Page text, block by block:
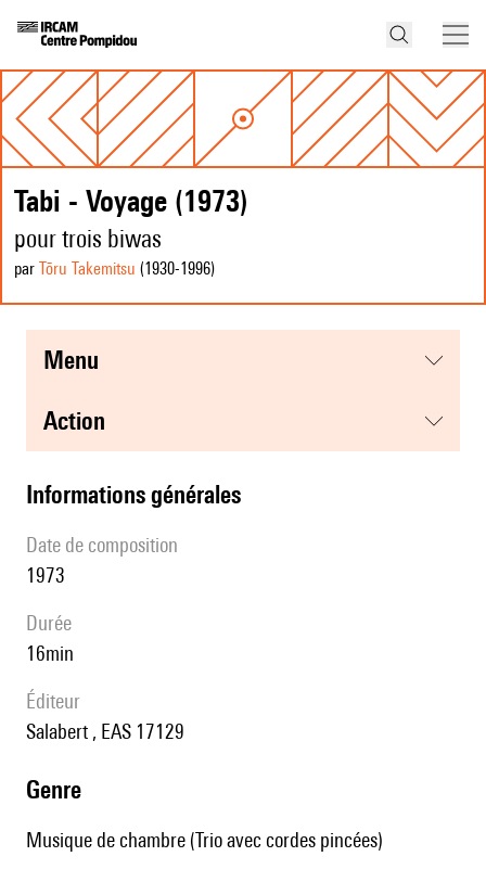
Tabi - Voyage (1973)
pour trois biwas
par Tōru Takemitsu (1930-1996)
menu
action
informations générales
date de composition
1973
durée
16min
éditeur
Salabert , EAS 17129
genre
Musique de chambre (Trio avec cordes pincées)